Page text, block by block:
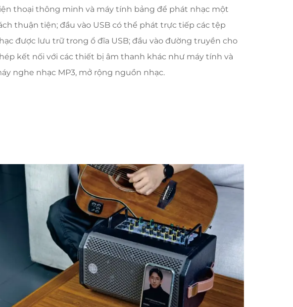
thoại thông minh và máy tính bảng để phát nhạc một
thuận tiện; đầu vào USB có thể phát trực tiếp các tệp
được lưu trữ trong ổ đĩa USB; đầu vào đường truyền cho
kết nối với các thiết bị âm thanh khác như máy tính và
nghe nhạc MP3, mở rộng nguồn nhạc.